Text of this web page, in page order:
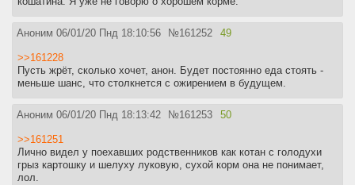
Аноним 06/01/20 Пнд 18:10:56 №161252 49
>>161228
Пусть жрёт, сколько хочет, анон. Будет постоянно еда стоять -
меньше шанс, что столкнется с ожирением в будущем.
Аноним 06/01/20 Пнд 18:13:42 №161253 50
>>161251
Лично видел у поехавших родственников как котан с голодухи
грыз картошку и шелуху луковую, сухой корм она не понимает,
лол.